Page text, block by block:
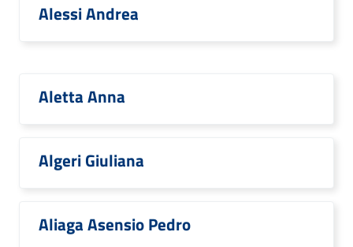
Alessi Andrea
Aletta Anna
Algeri Giuliana
Aliaga Asensio Pedro